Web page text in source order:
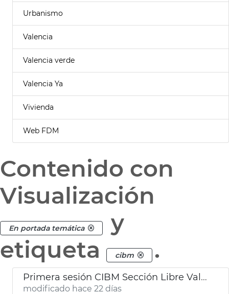
Urbanismo
Valencia
Valencia verde
Valencia Ya
Vivienda
Web FDM
Contenido con
Visualización
En portada temática
y
etiqueta
cibm .
Primera sesión CIBM Sección Libre València
modificado hace 22 días